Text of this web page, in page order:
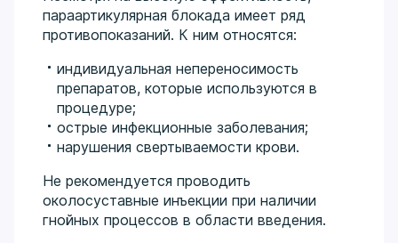
параартикулярная блокада имеет ряд
противопоказаний. К ним относятся:
индивидуальная непереносимость
препаратов, которые используются в
процедуре;
острые инфекционные заболевания;
нарушения свертываемости крови.
Не рекомендуется проводить
околосуставные инъекции при наличии
гнойных процессов в области введения.